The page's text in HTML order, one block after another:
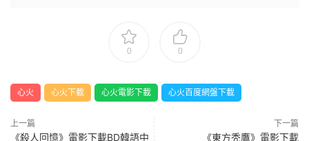
0 0
心火 心火下載 心火電影下載 心火百度網盤下載
上一篇
《殺人回憶》電影下載BD韓語中
下一篇
《東方秃鷹》電影下載